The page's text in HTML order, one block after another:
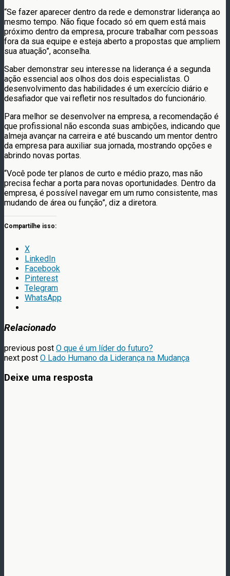
“Se fazer aparecer dentro da rede e demonstrar liderança ao
mesmo tempo. Não fique focado só em quem está mais
próximo dentro da empresa, procure trabalhar com pessoas
fora da sua equipe e esteja aberto a propostas que ampliem
sua atuação”, aconselha.
Saber demonstrar seu interesse na liderança é a segunda
ação essencial aos olhos dos dois especialistas. O
desenvolvimento das habilidades é um exercício diário e
desafiador que vai refletir nos resultados do funcionário.
Para melhor se desenvolver na empresa, a recomendação é
que profissional não esconda suas ambições, indicando que
almeja avançar na carreira e até buscando um mentor dentro
da empresa para auxiliar sua jornada, mostrando opções e
abrindo novas portas.
“Você pode ter planos de curto e médio prazo, mas não
precisa fechar a porta para novas oportunidades. Dentro da
empresa, é possível navegar em um rumo consistente, mas
mudando de área ou função”, diz a diretora.
Compartilhe isso:
X
LinkedIn
Facebook
Pinterest
Telegram
WhatsApp
Relacionado
previous post O que é um líder do futuro?
next post O Lado Humano da Liderança na Mudança
Deixe uma resposta